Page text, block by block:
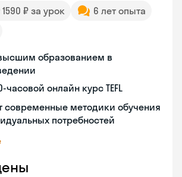
1590 ₽ за урок
6 лет опыта
образованием в
часовой онлайн курс TEFL
современные методики обучения
потребностей